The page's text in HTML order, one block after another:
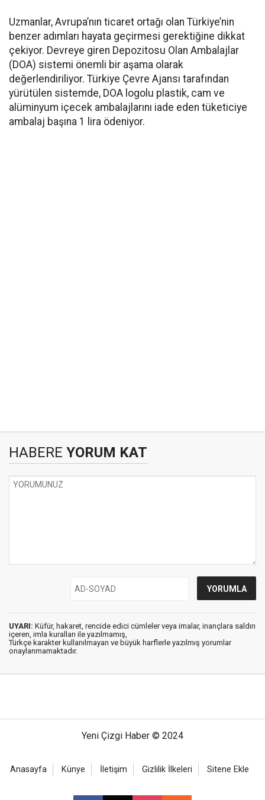
Uzmanlar, Avrupa’nın ticaret ortağı olan Türkiye’nin
benzer adımları hayata geçirmesi gerektiğine dikkat
çekiyor. Devreye giren Depozitosu Olan Ambalajlar
(DOA) sistemi önemli bir aşama olarak
değerlendiriliyor. Türkiye Çevre Ajansı tarafından
yürütülen sistemde, DOA logolu plastik, cam ve
alüminyum içecek ambalajlarını iade eden tüketiciye
ambalaj başına 1 lira ödeniyor.
HABERE YORUM KAT
UYARI: Küfür, hakaret, rencide edici cümleler veya imalar, inançlara saldırı
içeren, imla kuralları ile yazılmamış,
Türkçe karakter kullanılmayan ve büyük harflerle yazılmış yorumlar
onaylanmamaktadır.
Yeni Çizgi Haber © 2024
Anasayfa Künye İletişim Gizlilik İlkeleri Sitene Ekle